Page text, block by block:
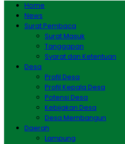
Home
News
Surat Pembaca
Surat Masuk
Tanggapan
Syarat dan Ketentuan
Desa
Profil Desa
Profil Kepala Desa
Potensi Desa
Kebijakan Desa
Desa Membangun
Daerah
Lampung